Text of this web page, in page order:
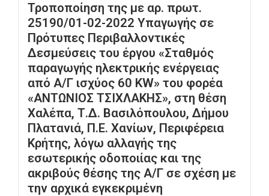
Ψηφιακές
Υπηρεσίες
Επικοινωνία
Τροποποίηση της με αρ. πρωτ.
25190/01-02-2022 Υπαγωγής σε
Πρότυπες Περιβαλλοντικές
Δεσμεύσεις του έργου «Σταθμός
παραγωγής ηλεκτρικής ενέργειας
από Α/Γ ισχύος 60 KW» του φορέα
«ΑΝΤΩΝΙΟΣ ΤΣΙΧΛΑΚΗΣ», στη θέση
Χαλέπα, Τ.Δ. Βασιλόπουλου, Δήμου
Πλατανιά, Π.Ε. Χανίων, Περιφέρεια
Κρήτης, λόγω αλλαγής της
εσωτερικής οδοποιίας και της
ακριβούς θέσης της Α/Γ σε σχέση με
την αρχικά εγκεκριμένη